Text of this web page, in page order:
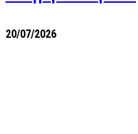
20/07/2026